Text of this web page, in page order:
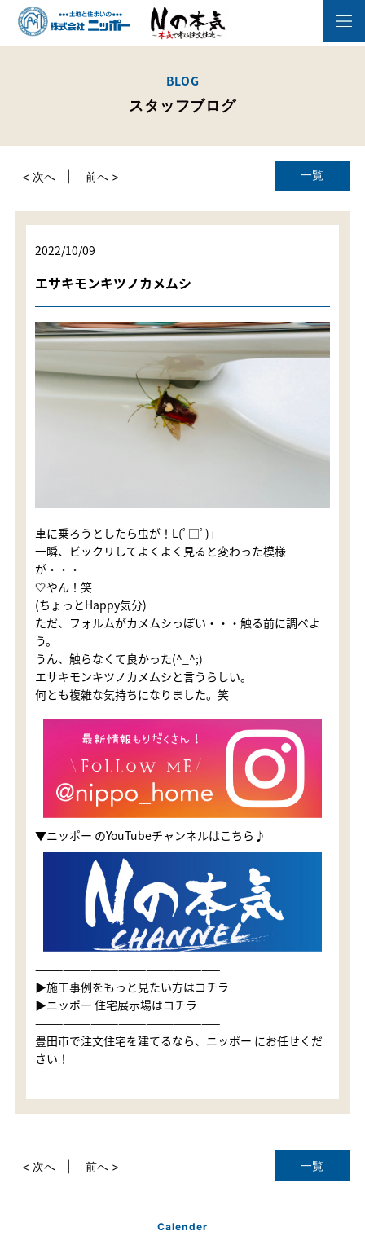
BLOG
スタッフブログ
一覧
< 次へ 前へ >
2022/10/09
エサキモンキツノカメムシ
車に乗ろうとしたら虫が！L(ﾟ□ﾟ)」
一瞬、ビックリしてよくよく見ると変わった模様
が・・・
🤍やん！笑
(ちょっとHappy気分)
ただ、フォルムがカメムシっぽい・・・触る前に調べよ
う。
うん、触らなくて良かった(^_^;)
エサキモンキツノカメムシと言うらしい。
何とも複雑な気持ちになりました。笑
▼ニッポー のYouTubeチャンネルはこちら♪
————————————————————
▶施工事例をもっと見たい方はコチラ
▶ニッポー 住宅展示場はコチラ
————————————————————
豊田市で注文住宅を建てるなら、ニッポー にお任せくだ
さい！
一覧
< 次へ 前へ >
Calender